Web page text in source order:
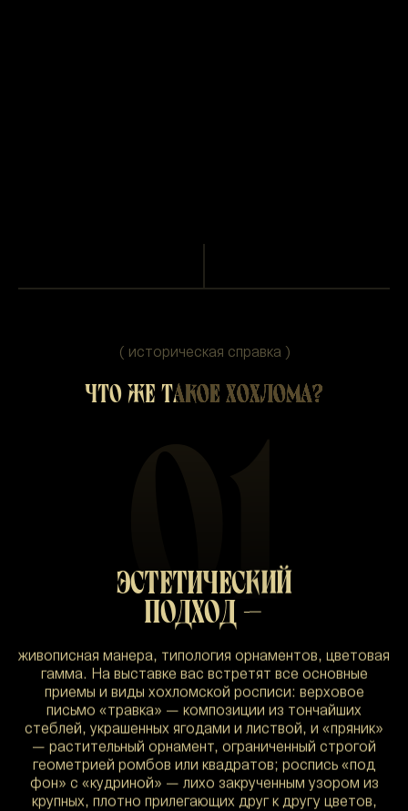
( историческая справка )
ЧТО ЖЕ ТАКОЕ ХОХЛОМА?
01
ЭСТЕТИЧЕСКИЙ
ПОДХОД —
живописная манера, типология орнаментов, цветовая
гамма. На выставке вас встретят все основные
приемы и виды хохломской росписи: верховое
письмо «травка» — композиции из тончайших
стеблей, украшенных ягодами и листвой, и «пряник»
— растительный орнамент, ограниченный строгой
геометрией ромбов или квадратов; роспись «под
фон» с «кудриной» — лихо закрученным узором из
крупных, плотно прилегающих друг к другу цветов,